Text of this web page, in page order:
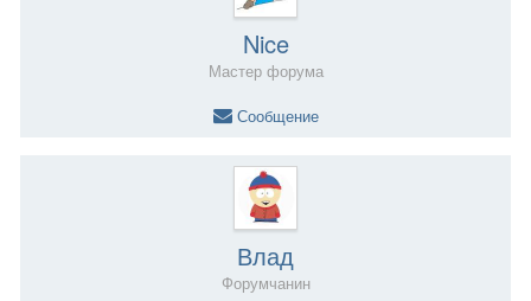
Nice
Мастер форума
Сообщение
Влад
Форумчанин